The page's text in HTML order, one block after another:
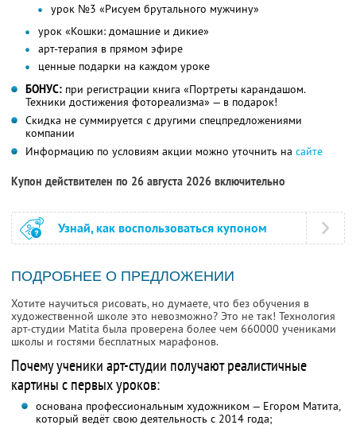
урок №3 «Рисуем брутального мужчину»
урок «Кошки: домашние и дикие»
арт-терапия в прямом эфире
ценные подарки на каждом уроке
БОНУС: при регистрации книга «Портреты карандашом.
Техники достижения фотореализма» — в подарок!
Скидка не суммируется с другими спецпредложениями
компании
Информацию по условиям акции можно уточнить на сайте
Купон действителен по 26 августа 2026 включительно
Узнай, как воспользоваться купоном
ПОДРОБНЕЕ О ПРЕДЛОЖЕНИИ
Хотите научиться рисовать, но думаете, что без обучения в
художественной школе это невозможно? Это не так! Технология
арт-студии Matita была проверена более чем 660000 учениками
школы и гостями бесплатных марафонов.
Почему ученики арт-студии получают реалистичные
картины с первых уроков:
основана профессиональным художником — Егором Матита,
который ведёт свою деятельность с 2014 года;